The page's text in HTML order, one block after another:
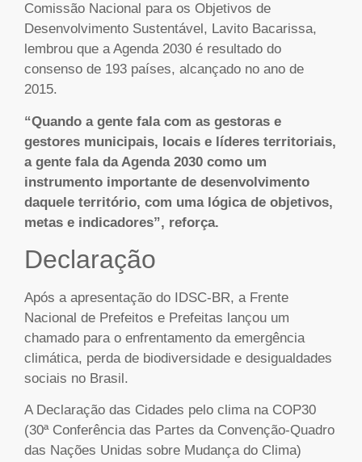
Comissão Nacional para os Objetivos de
Desenvolvimento Sustentável, Lavito Bacarissa,
lembrou que a Agenda 2030 é resultado do
consenso de 193 países, alcançado no ano de
2015.
“Quando a gente fala com as gestoras e
gestores municipais, locais e líderes territoriais,
a gente fala da Agenda 2030 como um
instrumento importante de desenvolvimento
daquele território, com uma lógica de objetivos,
metas e indicadores”, reforça.
Declaração
Após a apresentação do IDSC-BR, a Frente
Nacional de Prefeitos e Prefeitas lançou um
chamado para o enfrentamento da emergência
climática, perda de biodiversidade e desigualdades
sociais no Brasil.
A Declaração das Cidades pelo clima na COP30
(30ª Conferência das Partes da Convenção-Quadro
das Nações Unidas sobre Mudança do Clima)